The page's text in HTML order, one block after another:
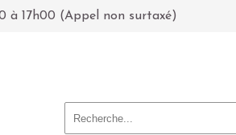
à 17h00 (Appel non surtaxé)